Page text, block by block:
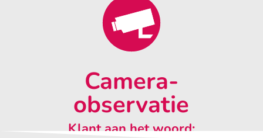
Camera-
observatie
Klant aan het woord: